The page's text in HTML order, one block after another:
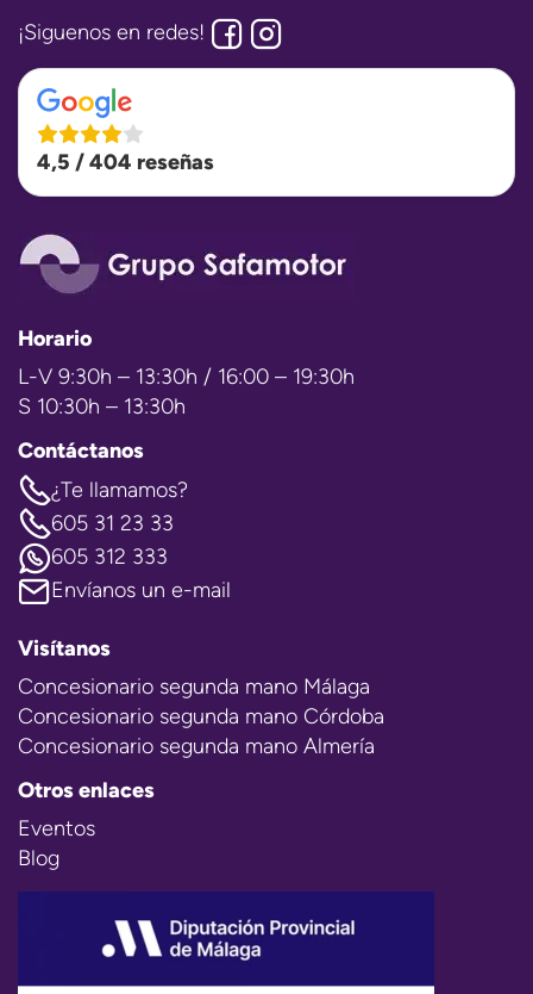
¡Siguenos en redes!
4,5 / 404 reseñas
Horario
L-V 9:30h – 13:30h / 16:00 – 19:30h
S 10:30h – 13:30h
Contáctanos
¿Te llamamos?
605 31 23 33
605 312 333
Envíanos un e-mail
Visítanos
Concesionario segunda mano Málaga
Concesionario segunda mano Córdoba
Concesionario segunda mano Almería
Otros enlaces
Eventos
Blog